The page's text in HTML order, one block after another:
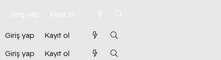
Giriş yap
Kayıt ol
Giriş yap
Kayıt ol